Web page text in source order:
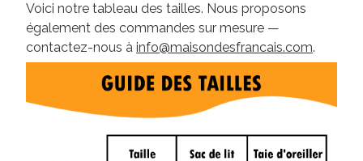
Voici notre tableau des tailles. Nous proposons
également des commandes sur mesure —
contactez-nous à info@maisondesfrancais.com.